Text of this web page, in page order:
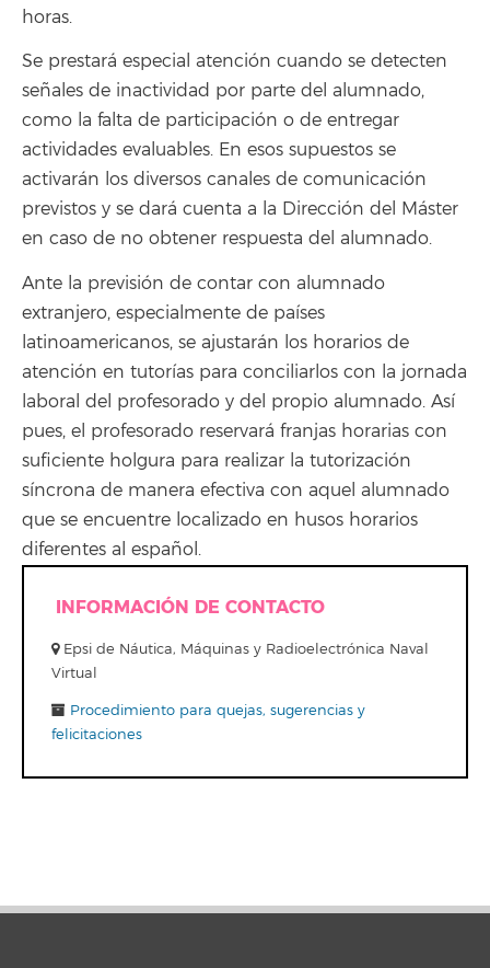
horas.
Se prestará especial atención cuando se detecten
señales de inactividad por parte del alumnado,
como la falta de participación o de entregar
actividades evaluables. En esos supuestos se
activarán los diversos canales de comunicación
previstos y se dará cuenta a la Dirección del Máster
en caso de no obtener respuesta del alumnado.
Ante la previsión de contar con alumnado
extranjero, especialmente de países
latinoamericanos, se ajustarán los horarios de
atención en tutorías para conciliarlos con la jornada
laboral del profesorado y del propio alumnado. Así
pues, el profesorado reservará franjas horarias con
suficiente holgura para realizar la tutorización
síncrona de manera efectiva con aquel alumnado
que se encuentre localizado en husos horarios
diferentes al español.
INFORMACIÓN DE CONTACTO
Epsi de Náutica, Máquinas y Radioelectrónica Naval
Virtual
Procedimiento para quejas, sugerencias y
felicitaciones